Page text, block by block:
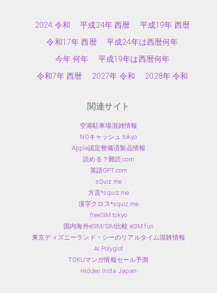
2024 令和 平成24年 西暦
平成19年 西暦
令和17年 西暦
平成24年は西暦何年
今年 何年
平成19年は西暦何年
令和7年 西暦
2027年 令和 2028年 令和
関連サイト
空港駐車場混雑情報
NOキャッシュ.tokyo
Apple認定整備済製品情報
読める？難読.com
英語GPT.com
sQuiz.me
方言*squiz.me
漢字クロス*squiz.me
freeSIM.tokyo
国内海外eSIM/SIM比較 eSIM.fun
東京ディズニーランド・シーのリアルタイム混雑情報
AI Polyglot
TOKUマンガ情報セール予測
Hidden Insta Japan